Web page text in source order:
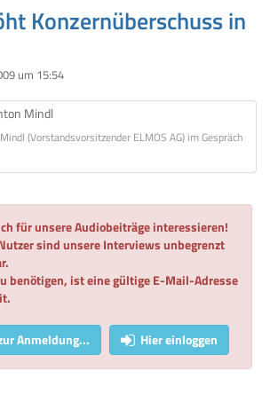
Konzernüberschuss in
um 15:54
(Vorstandsvorsitzender ELMOS AG) im Gespräch
für unsere Audiobeiträge interessieren!
sind unsere Interviews unbegrenzt
benötigen, ist eine gültige E-Mail-Adresse
Anmeldung... Hier einloggen